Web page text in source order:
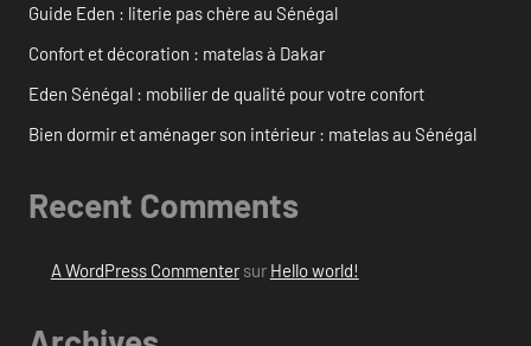
Guide Eden : literie pas chère au Sénégal
Confort et décoration : matelas à Dakar
Eden Sénégal : mobilier de qualité pour votre confort
Bien dormir et aménager son intérieur : matelas au Sénégal
Recent Comments
A WordPress Commentersur Hello world!